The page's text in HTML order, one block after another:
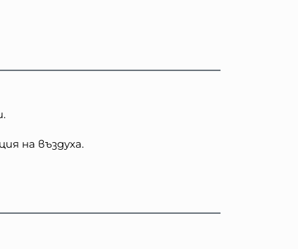
на въздуха.